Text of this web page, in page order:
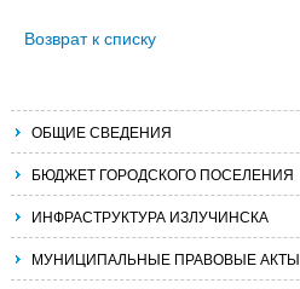
Возврат к списку
ОБЩИЕ СВЕДЕНИЯ
БЮДЖЕТ ГОРОДСКОГО ПОСЕЛЕНИЯ
ИНФРАСТРУКТУРА ИЗЛУЧИНСКА
МУНИЦИПАЛЬНЫЕ ПРАВОВЫЕ АКТЫ